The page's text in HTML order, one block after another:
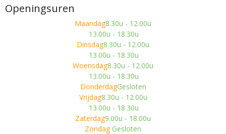
Openingsuren
Maandag8.30u - 12.00u
13.00u - 18.30u
Dinsdag8.30u - 12.00u
13.00u - 18.30u
Woensdag8.30u - 12.00u
13.00u - 18.30u
DonderdagGesloten
Vrijdag8.30u - 12.00u
13.00u - 18.30u
Zaterdag9.00u - 18.00u
Zondag Gesloten